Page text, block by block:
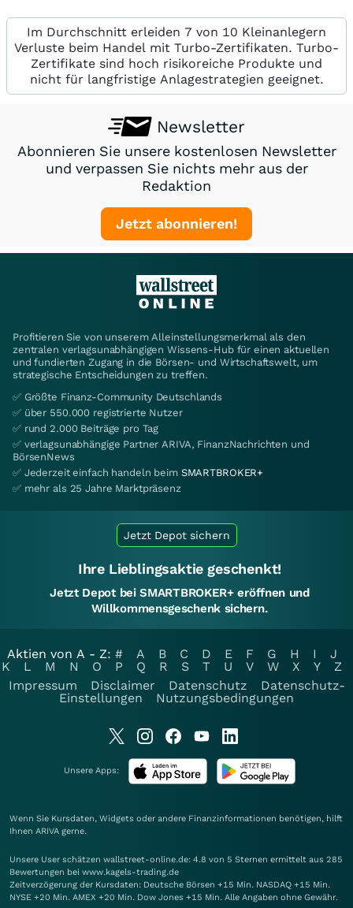
Im Durchschnitt erleiden 7 von 10 Kleinanlegern
Verluste beim Handel mit Turbo-Zertifikaten. Turbo-
Zertifikate sind hoch risikoreiche Produkte und
nicht für langfristige Anlagestrategien geeignet.
Newsletter
Abonnieren Sie unsere kostenlosen Newsletter
und verpassen Sie nichts mehr aus der
Redaktion
Jetzt abonnieren!
Profitieren Sie von unserem Alleinstellungsmerkmal als den
zentralen verlagsunabhängigen Wissens-Hub für einen aktuellen
und fundierten Zugang in die Börsen- und Wirtschaftswelt, um
strategische Entscheidungen zu treffen.
✅ Größte Finanz-Community Deutschlands
✅ über 550.000 registrierte Nutzer
✅ rund 2.000 Beiträge pro Tag
✅ verlagsunabhängige Partner ARIVA, FinanzNachrichten und
BörsenNews
✅ Jederzeit einfach handeln beim SMARTBROKER+
✅ mehr als 25 Jahre Marktpräsenz
Jetzt Depot sichern
Ihre Lieblingsaktie geschenkt!
Jetzt Depot bei SMARTBROKER+ eröffnen und
Willkommensgeschenk sichern.
Aktien von A - Z: # A B C D E F G H I
J
K
L M N O P Q R S T U V W X Y
Z
Impressum
Disclaimer Datenschutz
Datenschutz-
Einstellungen
Nutzungsbedingungen
Unsere Apps:
Wenn Sie Kursdaten, Widgets oder andere Finanzinformationen benötigen, hilft
Ihnen ARIVA gerne.
Unsere User schätzen wallstreet-online.de: 4.8 von 5 Sternen ermittelt aus 285
Bewertungen bei www.kagels-trading.de
Zeitverzögerung der Kursdaten: Deutsche Börsen +15 Min. NASDAQ +15 Min.
NYSE +20 Min. AMEX +20 Min. Dow Jones +15 Min. Alle Angaben ohne Gewähr.